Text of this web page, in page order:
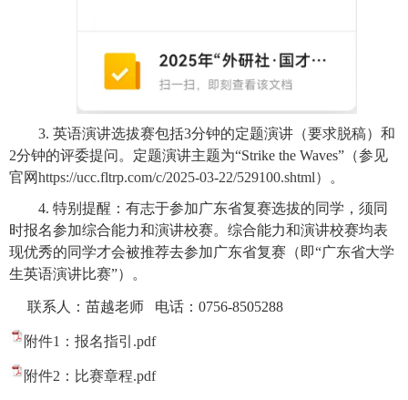
3. 英语演讲选拔赛包括3分钟的定题演讲（要求脱稿）和
2分钟的评委提问。定题演讲主题为“Strike the Waves”（参见
官网https://ucc.fltrp.com/c/2025-03-22/529100.shtml）。
4. 特别提醒：有志于参加广东省复赛选拔的同学，须同
时报名参加综合能力和演讲校赛。综合能力和演讲校赛均表
现优秀的同学才会被推荐去参加广东省复赛（即“广东省大学
生英语演讲比赛”）。
联系人：苗越老师 电话：0756-8505288
附件1：报名指引.pdf
附件2：比赛章程.pdf